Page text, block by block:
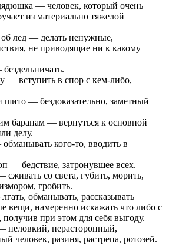
— человек, который очень
из материально тяжелой
об лед — делать ненужные,
не приводящие ни к какому
— вступить в спор с кем-либо,
— бездоказательно, заметный
баранам — вернуться к основной
делу.
кого-то, вводить в
— бедствие, затронувшее всех.
сживать со света, губить, морить,
гробить.
обманывать, рассказывать
вещи, намеренно искажать что либо с
при этом для себя выгоду.
неловкий, нерасторопный,
человек, разиня, растрепа, ротозей.